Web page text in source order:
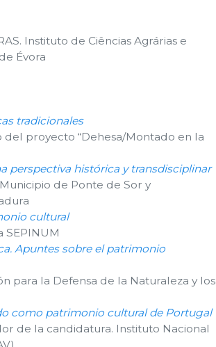
Instituto de Ciências Agrárias e
Évora
tradicionales
del proyecto “Dehesa/Montado en la
perspectiva histórica y transdisciplinar
de Ponte de Sor y
cultural
SEPINUM
Apuntes sobre el patrimonio
para la Defensa de la Naturaleza y los
como patrimonio cultural de Portugal
de la candidatura. Instituto Nacional